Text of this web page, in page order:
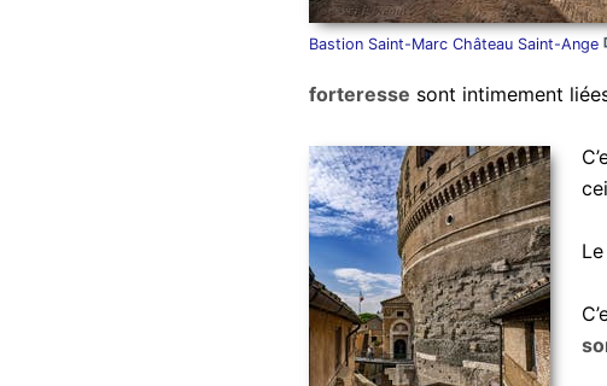
Bastion Saint-Marc Château Saint-Ange
forteresse sont intimement
Le